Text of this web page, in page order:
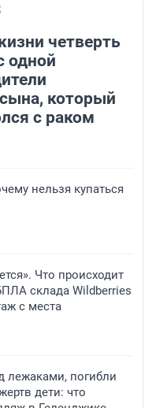
четверть
одной
который
с раком
нельзя купаться
Что происходит
склада Wildberries
с места
лежаками, погибли
дети: что